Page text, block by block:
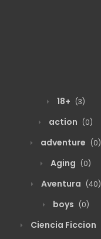
18+ (3)
action (0)
adventure (0)
Aging (0)
Aventura (40)
boys (0)
Ciencia Ficcion